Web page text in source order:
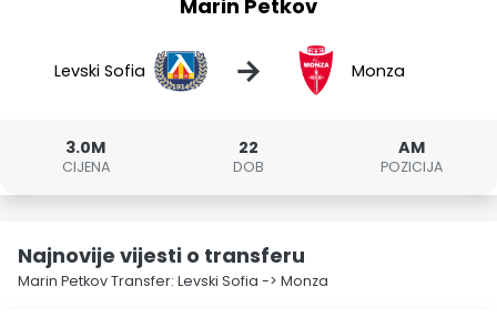
Marin Petkov
Levski Sofia → Monza
3.0M
CIJENA
22
DOB
AM
POZICIJA
Najnovije vijesti o transferu
Marin Petkov Transfer: Levski Sofia -> Monza